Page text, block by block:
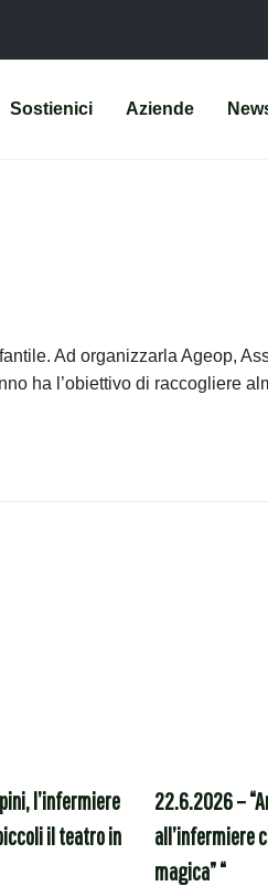
Sostienici Aziende
Ad organizzarla Ageop,
ha l’obiettivo di raccogliere
l’infermiere
il teatro in
22.6.2026 –
all’infermiere
magica” “